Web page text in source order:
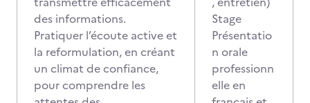
des informations.
Pratiquer l’écoute active et
la reformulation, en créant
un climat de confiance,
pour comprendre les
Stage
Présentatio
n orale
professionn
elle en